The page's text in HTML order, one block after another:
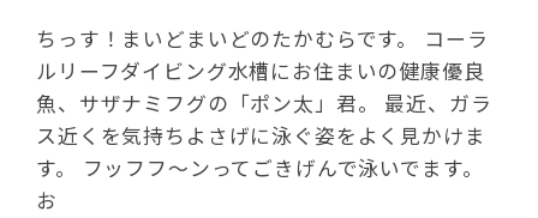
ちっす！まいどまいどのたかむらです。 コーラ
ルリーフダイビング水槽にお住まいの健康優良
魚、サザナミフグの「ポン太」君。 最近、ガラ
ス近くを気持ちよさげに泳ぐ姿をよく見かけま
す。 フッフフ～ンってごきげんで泳いでます。
お